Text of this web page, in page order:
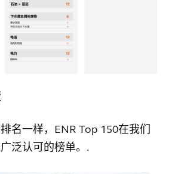
名一样，ENR Top 150在我们
泛认可的榜单。.